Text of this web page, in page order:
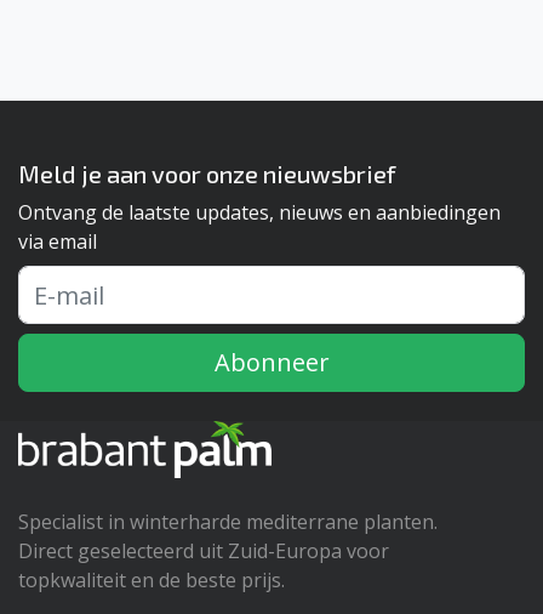
Meld je aan voor onze nieuwsbrief
Ontvang de laatste updates, nieuws en aanbiedingen
via email
Abonneer
Specialist in winterharde mediterrane planten.
Direct geselecteerd uit Zuid-Europa voor
topkwaliteit en de beste prijs.